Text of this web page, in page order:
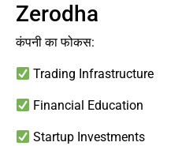
Zerodha
कंपनी का फोकस:
Trading Infrastructure
Financial Education
Startup Investments